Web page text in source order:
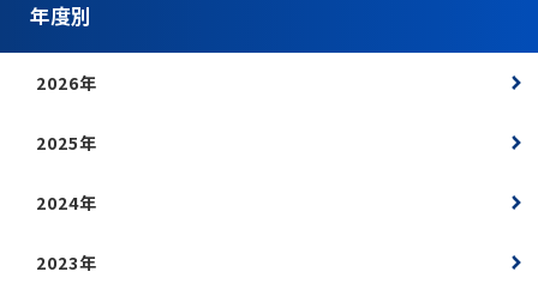
年度別
2026年
2025年
2024年
2023年